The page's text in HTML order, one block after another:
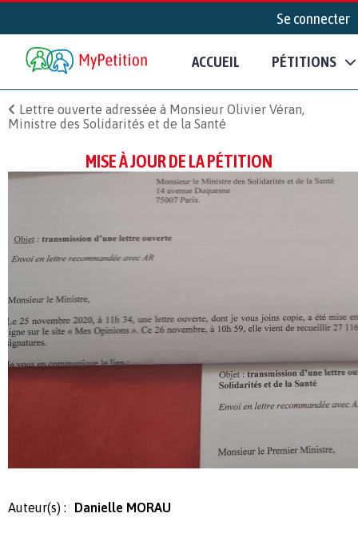
Se connecter
ACCUEIL PÉTITIONS
Lettre ouverte adressée à Monsieur Olivier Véran,
Ministre des Solidarités et de la Santé
MISE À JOUR DE LA PÉTITION
Auteur(s) : Danielle MORAU